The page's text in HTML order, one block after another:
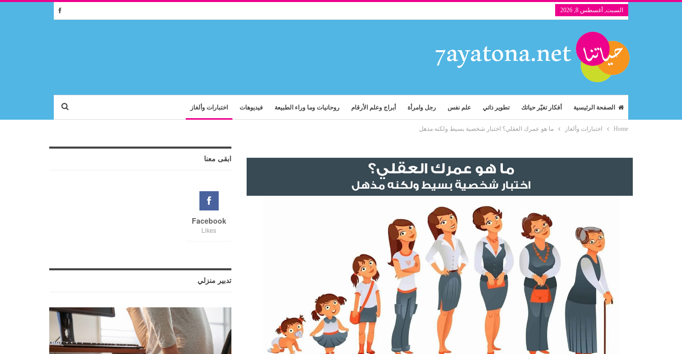
السبت, أغسطس 8, 2026
الصفحة الرئيسية أفكار تغيّر حياتك تطوير ذاتي علم نفس رجل وامرأة أبراج وعلم الأرقام روحانيات وما وراء الطبيعة فيديوهات اختبارات وألغاز
Home اختبارات وألغاز ما هو عمرك العقلي؟ اختبار شخصية بسيط ولكنه مذهل
ابقى معنا
Facebook
Likes
تدبير منزلي